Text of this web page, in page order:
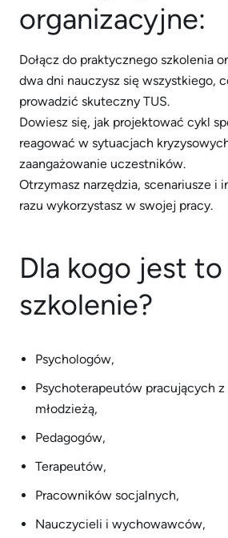
organizacyjne:
Dołącz do praktycznego szkolenia
dwa dni nauczysz się wszystkiego,
prowadzić skuteczny TUS.
Dowiesz się, jak projektować cykl
reagować w sytuacjach
zaangażowanie uczestników.
Otrzymasz narzędzia, scenariusze i
razu wykorzystasz w swojej pracy.
Dla kogo jest to
szkolenie?
Psychologów,
Psychoterapeutów pracujących
młodzieżą,
Pedagogów,
Terapeutów,
Pracowników socjalnych,
Nauczycieli i wychowawców,